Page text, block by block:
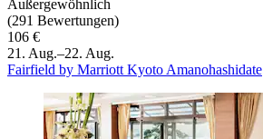
Außergewöhnlich
(291 Bewertungen)
106 €
21. Aug.–22. Aug.
Fairfield by Marriott Kyoto Amanohashidate